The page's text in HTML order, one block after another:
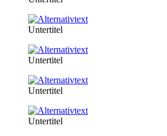
Untertitel
Untertitel
Untertitel
Untertitel